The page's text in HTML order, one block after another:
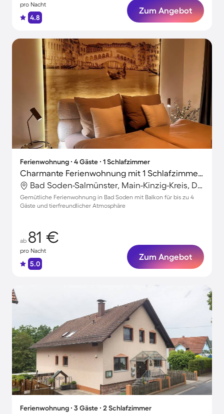
pro Nacht
4.8
Zum Angebot
Ferienwohnung ∙ 4 Gäste ∙ 1 Schlafzimmer
Charmante Ferienwohnung mit 1 Schlafzimmer für 4 Personen
Bad Soden-Salmünster, Main-Kinzig-Kreis, Deutschland
Gemütliche Ferienwohnung in Bad Soden mit Balkon für bis zu 4
Gäste und tierfreundlicher Atmosphäre
ab 81 €
pro Nacht
5.0
Zum Angebot
Ferienwohnung ∙ 3 Gäste ∙ 2 Schlafzimmer